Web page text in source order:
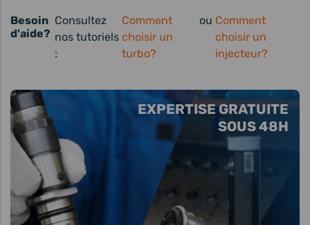
EXPERTISE GRATUITE
SOUS 48H
Besoin
d'aide?
Consultez
nos tutoriels
:
Comment
choisir un
turbo?
ou Comment
choisir un
injecteur?